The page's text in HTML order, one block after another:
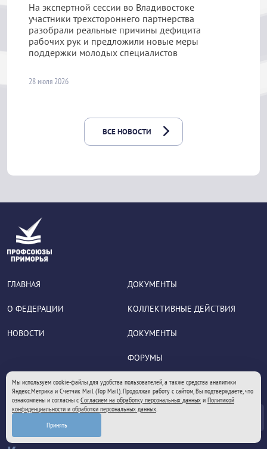
На экспертной сессии во Владивостоке
участники трехстороннего партнерства
разобрали реальные причины дефицита
рабочих рук и предложили новые меры
поддержки молодых специалистов
28 июля 2026
ВСЕ НОВОСТИ
ГЛАВНАЯ
О ФЕДЕРАЦИИ
НОВОСТИ
ДОКУМЕНТЫ
КОЛЛЕКТИВНЫЕ ДЕЙСТВИЯ
ДОКУМЕНТЫ
ФОРУМЫ
ИНТЕРНЕТ-ПРИЕМНАЯ
Мы используем cookie-файлы для удобства пользователей, а также средства аналитики
Яндекс.Метрика и Счетчик Mail (Top Mail). Продолжая работу с сайтом, Вы подтверждаете, что
ознакомлены и согласны с Согласием на обработку персональных данных и Политикой
конфиденциальности и обработки персональных данных.
Принять